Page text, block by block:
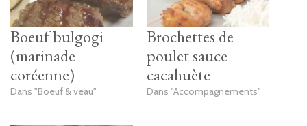
Boeuf bulgogi
(marinade
coréenne)
Dans "Boeuf & veau"
Brochettes de
poulet sauce
cacahuète
Dans "Accompagnements"